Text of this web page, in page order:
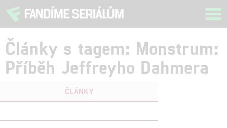
Články s tagem: Monstrum:
Příběh Jeffreyho Dahmera
ČLÁNKY